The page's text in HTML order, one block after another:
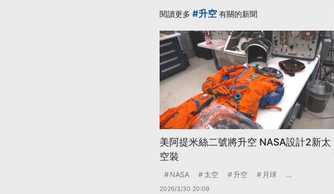
閱讀更多 #升空 有關的新聞
美阿提米絲二號將升空 NASA設計2新太
空裝
NASA 太空 升空 月球 ...
2026/3/30 20:09